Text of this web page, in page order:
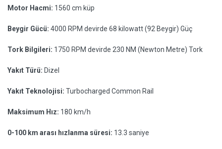
Motor Hacmi: 1560 cm küp
Beygir Gücü: 4000 RPM devirde 68 kilowatt (92 Beygir) Güç
Tork Bilgileri: 1750 RPM devirde 230 NM (Newton Metre) Tork
Yakıt Türü: Dizel
Yakıt Teknolojisi: Turbocharged Common Rail
Maksimum Hız: 180 km/h
0-100 km arası hızlanma süresi: 13.3 saniye